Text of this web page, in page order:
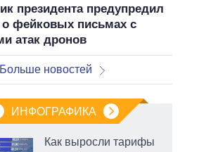
президента предупредил
о фейковых письмах с
атак дронов
Больше новостей
ИНФОГРАФИКА
Как выросли тарифы